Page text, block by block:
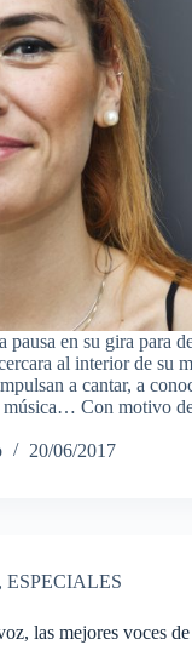
pausa en su gira para
al interior de su
a cantar, a
música… Con motivo
20/06/2017
, ESPECIALES
las mejores voces